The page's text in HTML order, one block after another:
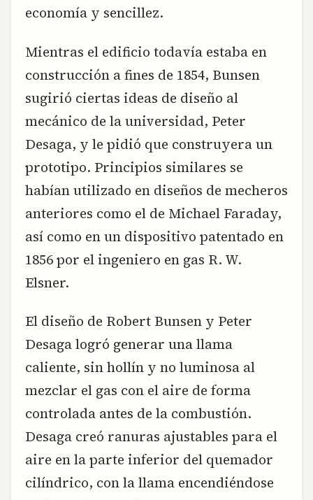
economía y sencillez.
Mientras el edificio todavía estaba en
construcción a fines de 1854, Bunsen
sugirió ciertas ideas de diseño al
mecánico de la universidad, Peter
Desaga, y le pidió que construyera un
prototipo. Principios similares se
habían utilizado en diseños de mecheros
anteriores como el de Michael Faraday,
así como en un dispositivo patentado en
1856 por el ingeniero en gas R. W.
Elsner.
El diseño de Robert Bunsen y Peter
Desaga logró generar una llama
caliente, sin hollín y no luminosa al
mezclar el gas con el aire de forma
controlada antes de la combustión.
Desaga creó ranuras ajustables para el
aire en la parte inferior del quemador
cilíndrico, con la llama encendiéndose